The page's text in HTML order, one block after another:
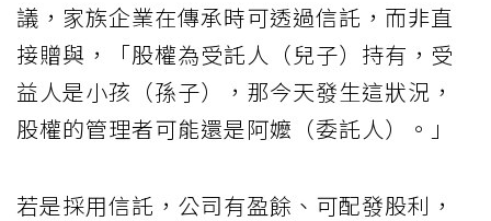
議，家族企業在傳承時可透過信託，而非直
接贈與，「股權為受託人（兒子）持有，受
益人是小孩（孫子），那今天發生這狀況，
股權的管理者可能還是阿嬤（委託人）。」
若是採用信託，公司有盈餘、可配發股利，